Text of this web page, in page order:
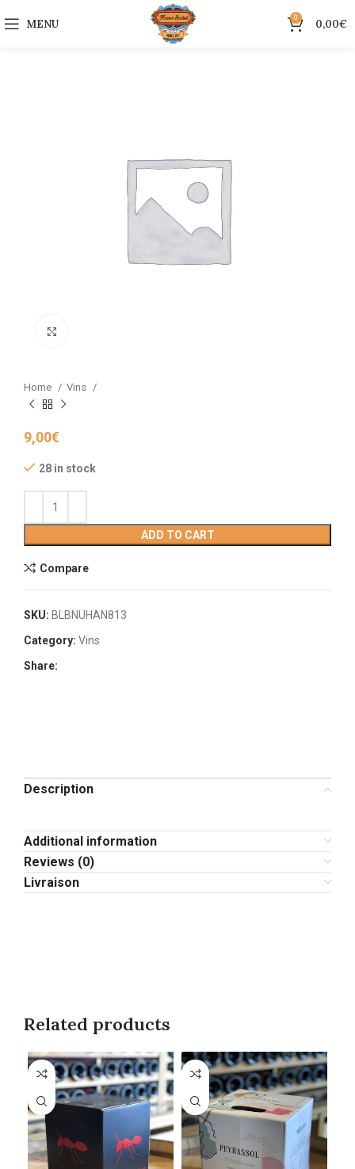
MENU 0 0,00€
Home Vins
9,00€
28 in stock
ADD TO CART
Compare
SKU: BLBNUHAN813
Category: Vins
Share:
Description
Additional information
Reviews (0)
Livraison
Related products